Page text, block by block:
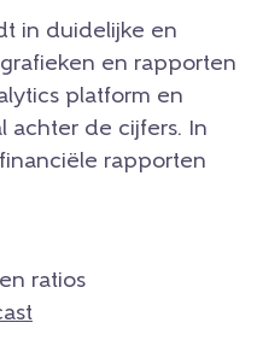
in duidelijke en
en rapporten
platform en
achter de cijfers. In
rapporten
en ratios